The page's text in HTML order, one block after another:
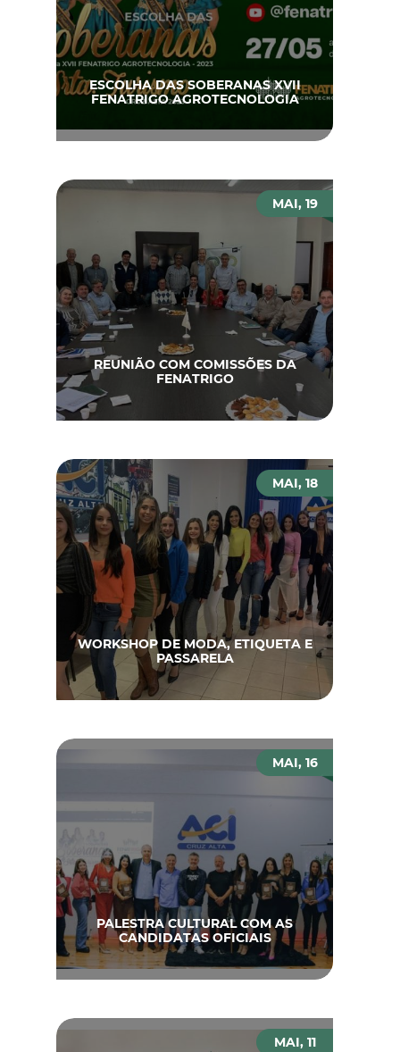
ESCOLHA DAS SOBERANAS XVII
FENATRIGO AGROTECNOLOGIA
MAI, 19
REUNIÃO COM COMISSÕES DA
FENATRIGO
MAI, 18
WORKSHOP DE MODA, ETIQUETA E
PASSARELA
MAI, 16
PALESTRA CULTURAL COM AS
CANDIDATAS OFICIAIS
MAI, 11